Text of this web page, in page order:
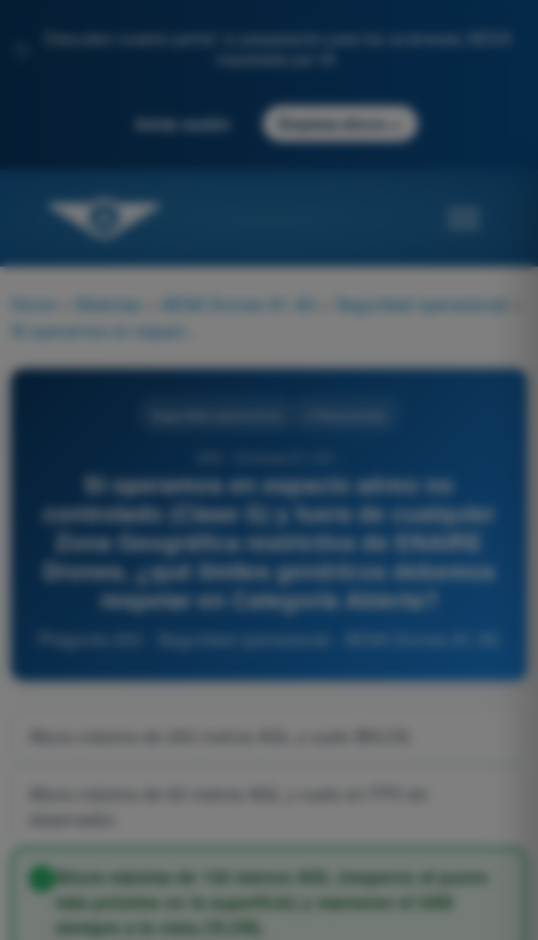
Descubre nuestro portal: tu preparación para los exámenes AESA
Iniciar sesión Empieza ahora
Home Materias AESA Drones A1-A3 Seguridad operacional
Si operamos en espacio aéreo no
controlado (Clase G) y fuera de cualquier
Zona Geográfica restrictiva de ENAIRE
Drones, ¿qué límites genéricos debemos
respetar en Categoría Abierta?
Pregunta 253 - Seguridad operacional - AESA Drones A1-A3
Altura máxima de 120 metros AGL (respecto al punto
más próximo en la superficie) y mantener el UAS
siempre a la vista (VLOS).